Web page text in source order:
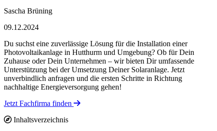
Sascha Brüning
09.12.2024
Du suchst eine zuverlässige Lösung für die Installation einer
Photovoltaikanlage in Hutthurm und Umgebung? Ob für Dein
Zuhause oder Dein Unternehmen – wir bieten Dir umfassende
Unterstützung bei der Umsetzung Deiner Solaranlage. Jetzt
unverbindlich anfragen und die ersten Schritte in Richtung
nachhaltige Energieversorgung gehen!
Jetzt Fachfirma finden
Inhaltsverzeichnis